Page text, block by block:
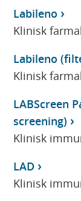
Labileno
Klinisk
Labileno
Klinisk
LABScreen
screening)
Klinisk
LAD
Klinisk